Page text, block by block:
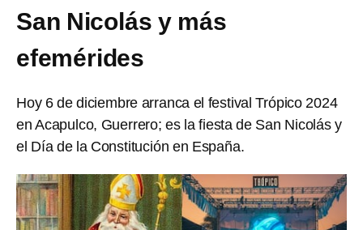
San Nicolás y más
efemérides
Hoy 6 de diciembre arranca el festival Trópico 2024
en Acapulco, Guerrero; es la fiesta de San Nicolás y
el Día de la Constitución en España.